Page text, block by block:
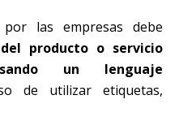
las empresas debe
producto o servicio
un lenguaje
de utilizar etiquetas,